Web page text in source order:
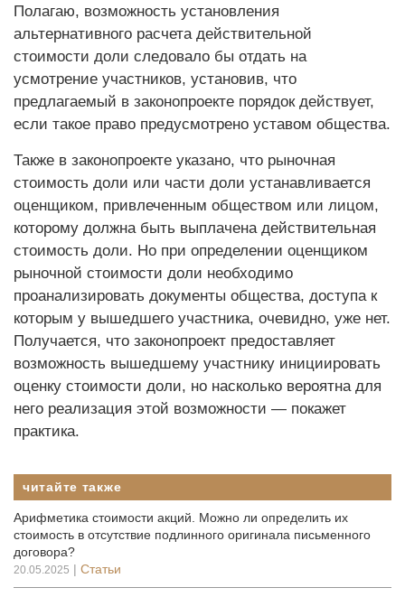
Полагаю, возможность установления
альтернативного расчета действительной
стоимости доли следовало бы отдать на
усмотрение участников, установив, что
предлагаемый в законопроекте порядок действует,
если такое право предусмотрено уставом общества.
Также в законопроекте указано, что рыночная
стоимость доли или части доли устанавливается
оценщиком, привлеченным обществом или лицом,
которому должна быть выплачена действительная
стоимость доли. Но при определении оценщиком
рыночной стоимости доли необходимо
проанализировать документы общества, доступа к
которым у вышедшего участника, очевидно, уже нет.
Получается, что законопроект предоставляет
возможность вышедшему участнику инициировать
оценку стоимости доли, но насколько вероятна для
него реализация этой возможности — покажет
практика.
читайте также
Арифметика стоимости акций. Можно ли определить их
стоимость в отсутствие подлинного оригинала письменного
договора?
20.05.2025 | Статьи